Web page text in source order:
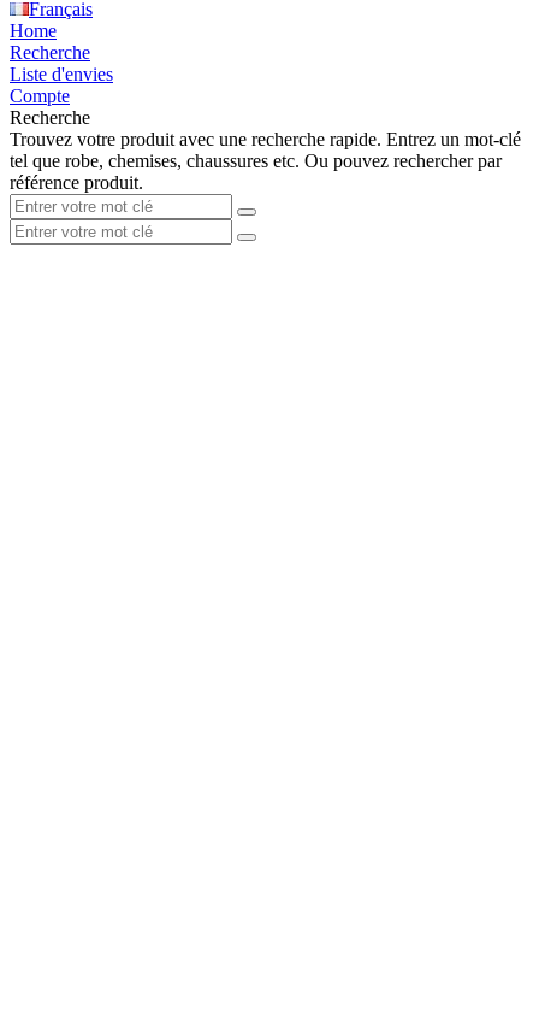
Français
Home
Recherche
Liste d'envies
Compte
Recherche
Trouvez votre produit avec une recherche rapide. Entrez un mot-clé
tel que robe, chemises, chaussures etc. Ou pouvez rechercher par
référence produit.